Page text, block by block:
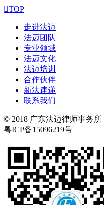
TOP
走进法迈
法迈团队
专业领域
法迈文化
法迈培训
合作伙伴
新法速递
联系我们
© 2018 广东法迈律师事务
粤ICP备15096219号